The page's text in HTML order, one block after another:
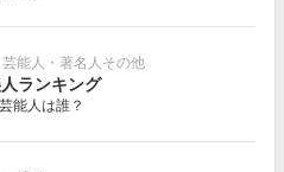
芸能人・著名人その他
ランキング
能人は誰？